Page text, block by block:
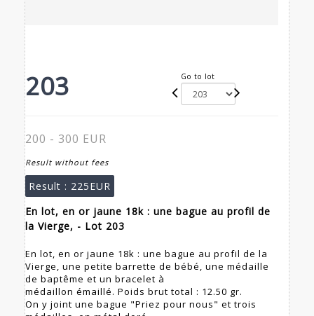
203 Go to lot
200 - 300 EUR
Result without fees
Result : 225EUR
En lot, en or jaune 18k : une bague au profil de
la Vierge, - Lot 203
En lot, en or jaune 18k : une bague au profil de la
Vierge, une petite barrette de bébé, une médaille
de baptême et un bracelet à
médaillon émaillé. Poids brut total : 12.50 gr.
On y joint une bague "Priez pour nous" et trois